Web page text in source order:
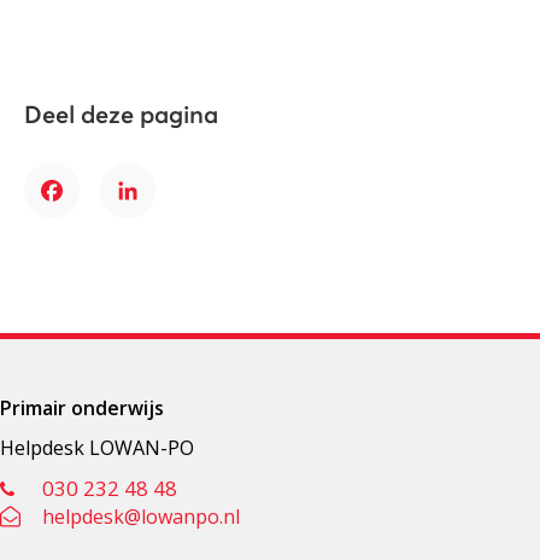
Deel deze pagina
FacebookLinkedIn
Primair onderwijs
Helpdesk LOWAN-PO
030 232 48 48
helpdesk@lowanpo.nl